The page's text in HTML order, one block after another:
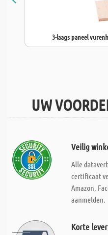
3-laags paneel
UW
Veilig
Alle
certificaat
Amazon,
aanmelden.
Korte